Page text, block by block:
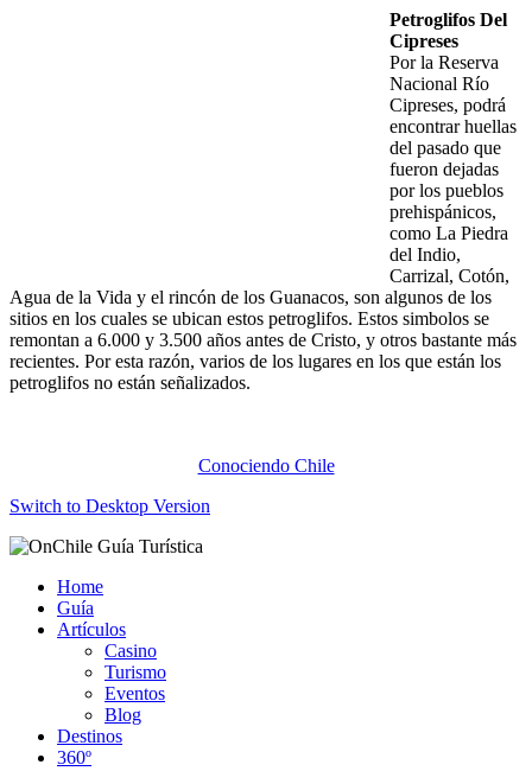
Petroglifos Del
Cipreses
Por la Reserva
Nacional Río
Cipreses, podrá
encontrar huellas
del pasado que
fueron dejadas
por los pueblos
prehispánicos,
como La Piedra
del Indio,
Carrizal, Cotón,
Agua de la Vida y el rincón de los Guanacos, son algunos de los
sitios en los cuales se ubican estos petroglifos. Estos simbolos se
remontan a 6.000 y 3.500 años antes de Cristo, y otros bastante más
recientes. Por esta razón, varios de los lugares en los que están los
petroglifos no están señalizados.
Conociendo Chile
Switch to Desktop Version
Home
Guía
Artículos
Casino
Turismo
Eventos
Blog
Destinos
360º